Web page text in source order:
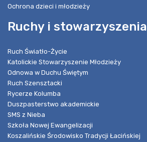
Ochrona dzieci i młodzieży
Ruchy i stowarzyszenia
Ruch Światło-Życie
Katolickie Stowarzyszenie Młodzieży
Odnowa w Duchu Świętym
Ruch Szensztacki
Rycerze Kolumba
Duszpasterstwo akademickie
SMS z Nieba
Szkoła Nowej Ewangelizacji
Koszalińskie Środowisko Tradycji Łacińskiej